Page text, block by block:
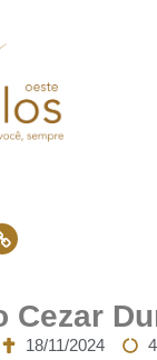
Cezar
18/11/2024